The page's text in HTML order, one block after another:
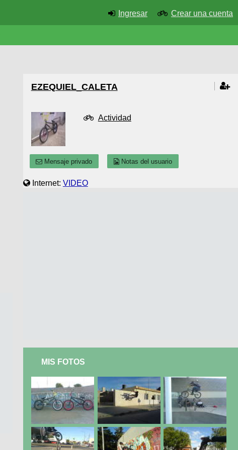
Ingresar Crear una cuenta
EZEQUIEL_CALETA
Actividad
Mensaje privado Notas del usuario
Internet: VIDEO
MIS FOTOS